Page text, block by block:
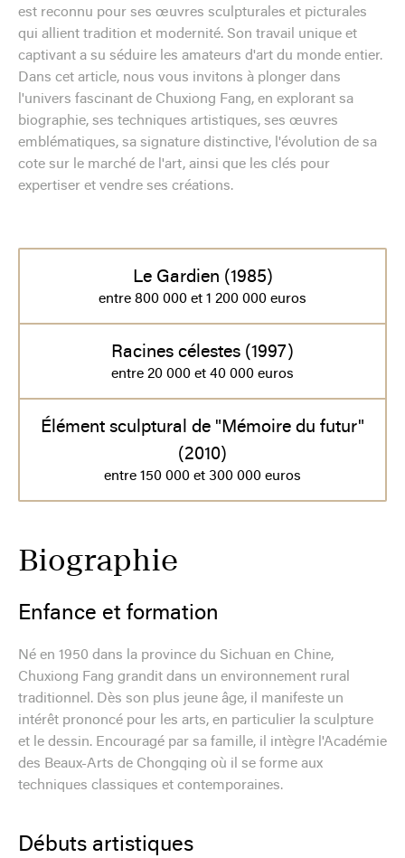
est reconnu pour ses œuvres sculpturales et picturales
qui allient tradition et modernité. Son travail unique et
captivant a su séduire les amateurs d'art du monde entier.
Dans cet article, nous vous invitons à plonger dans
l'univers fascinant de Chuxiong Fang, en explorant sa
biographie, ses techniques artistiques, ses œuvres
emblématiques, sa signature distinctive, l'évolution de sa
cote sur le marché de l'art, ainsi que les clés pour
expertiser et vendre ses créations.
Le Gardien (1985)
entre 800 000 et 1 200 000 euros
Racines célestes (1997)
entre 20 000 et 40 000 euros
Élément sculptural de "Mémoire du futur"
(2010)
entre 150 000 et 300 000 euros
Biographie
Enfance et formation
Né en 1950 dans la province du Sichuan en Chine,
Chuxiong Fang grandit dans un environnement rural
traditionnel. Dès son plus jeune âge, il manifeste un
intérêt prononcé pour les arts, en particulier la sculpture
et le dessin. Encouragé par sa famille, il intègre l'Académie
des Beaux-Arts de Chongqing où il se forme aux
techniques classiques et contemporaines.
Débuts artistiques